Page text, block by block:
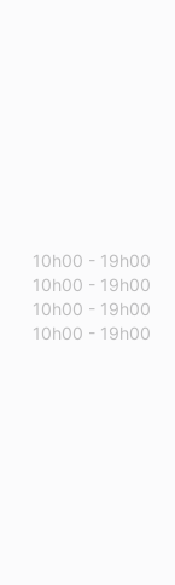
10h00 - 19h00
10h00 - 19h00
10h00 - 19h00
10h00 - 19h00